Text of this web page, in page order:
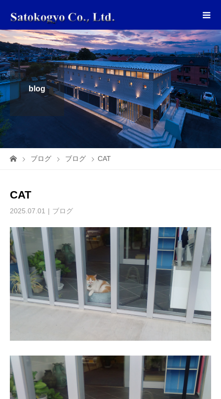
blog
ブログ ブログ CAT
CAT
2025.07.01 ブログ